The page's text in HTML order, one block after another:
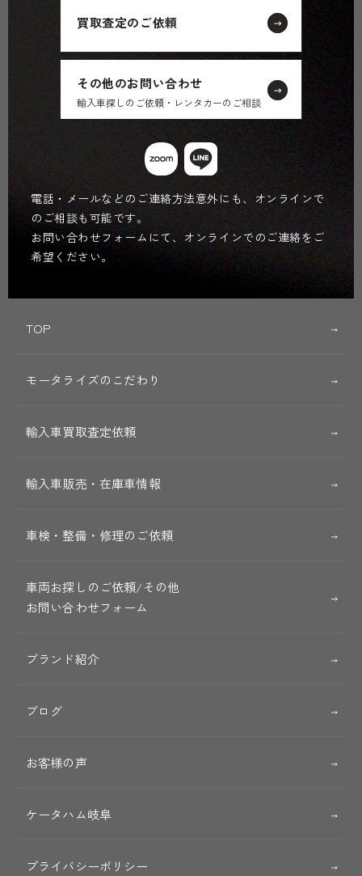
買取査定のご依頼
その他のお問い合わせ
輸入車探しのご依頼・レンタカーのご相談
電話・メールなどのご連絡方法意外にも、オンラインで
のご相談も可能です。
お問い合わせフォームにて、オンラインでのご連絡をご
希望ください。
TOP
モータライズのこだわり
輸入車買取査定依頼
輸入車販売・在庫車情報
車検・整備・修理のご依頼
車両お探しのご依頼/その他
お問い合わせフォーム
ブランド紹介
ブログ
お客様の声
ケータハム岐阜
プライバシーポリシー